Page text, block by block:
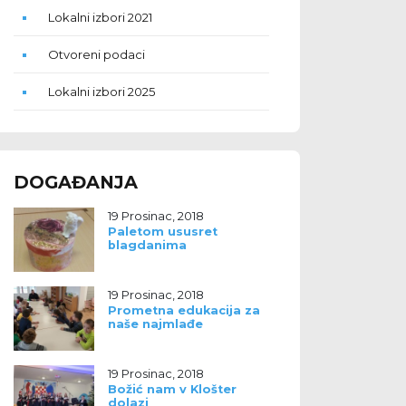
Lokalni izbori 2021
Otvoreni podaci
Lokalni izbori 2025
DOGAĐANJA
19 Prosinac, 2018
Paletom ususret
blagdanima
19 Prosinac, 2018
Prometna edukacija za
naše najmlađe
19 Prosinac, 2018
Božić nam v Klošter
dolazi